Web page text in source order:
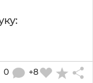
+8
0